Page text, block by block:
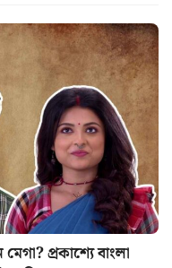
প্রকাশ্যে বাংলা